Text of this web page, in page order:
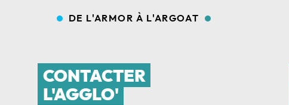
DE L'ARMOR À L'ARGOAT
CONTACTER
L'AGGLO'